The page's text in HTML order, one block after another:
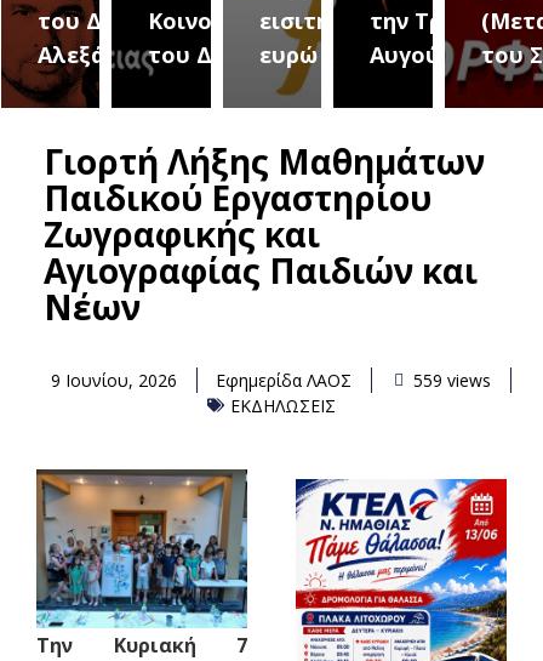
του Δήμου
Αλεξάνδρειας
Κοινοτήτων
του Δήμου
εισιτήριο 2
ευρώ
την Τρίτη 18
Αυγούστουτου
Γιορτή Λήξης Μαθημάτων
Παιδικού Εργαστηρίου
Ζωγραφικής και
Αγιογραφίας Παιδιών και
Νέων
9 Ιουνίου, 2026 Εφημερίδα ΛΑΟΣ
559 views
ΕΚΔΗΛΩΣΕΙΣ
Την Κυριακή 7